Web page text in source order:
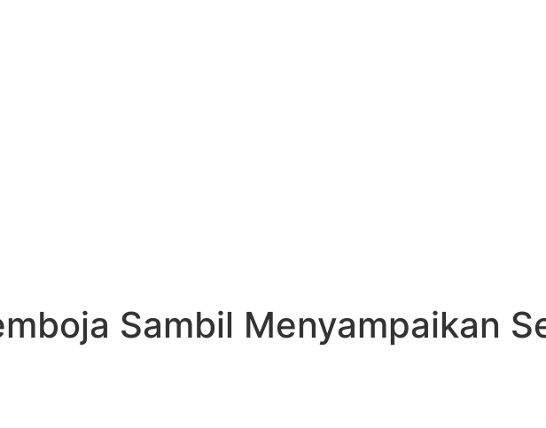
Sambil Menyampaikan